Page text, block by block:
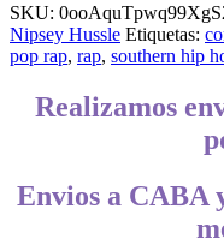
SKU:
Nipsey Hussle Etiquetas:
pop rap, rap, southern hip
Realizamos
Envios a CABA